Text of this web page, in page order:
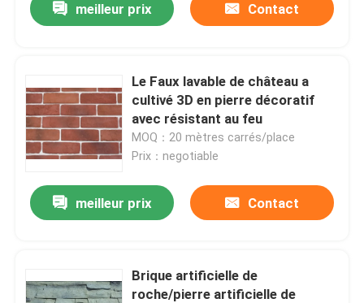
meilleur prix Contact
Le Faux lavable de château a
cultivé 3D en pierre décoratif
avec résistant au feu
MOQ：20 mètres carrés/place
Prix：negotiable
meilleur prix Contact
Brique artificielle de
roche/pierre artificielle de